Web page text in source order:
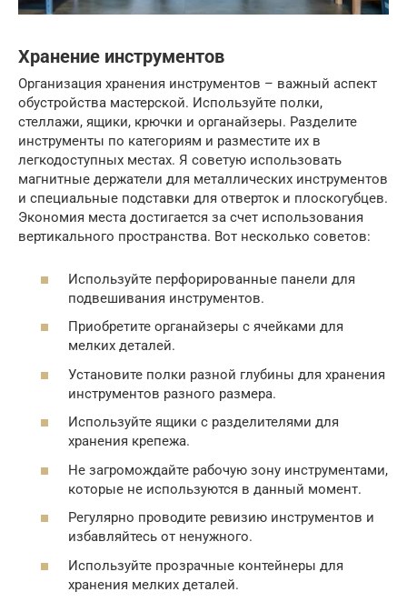
Хранение инструментов
Организация хранения инструментов – важный аспект
обустройства мастерской. Используйте полки,
стеллажи, ящики, крючки и органайзеры. Разделите
инструменты по категориям и разместите их в
легкодоступных местах. Я советую использовать
магнитные держатели для металлических инструментов
и специальные подставки для отверток и плоскогубцев.
Экономия места достигается за счет использования
вертикального пространства. Вот несколько советов:
Используйте перфорированные панели для
подвешивания инструментов.
Приобретите органайзеры с ячейками для
мелких деталей.
Установите полки разной глубины для хранения
инструментов разного размера.
Используйте ящики с разделителями для
хранения крепежа.
Не загромождайте рабочую зону инструментами,
которые не используются в данный момент.
Регулярно проводите ревизию инструментов и
избавляйтесь от ненужного.
Используйте прозрачные контейнеры для
хранения мелких деталей.